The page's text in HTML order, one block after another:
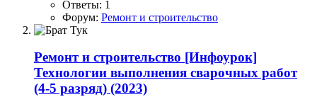
Ответы: 1
Форум: Ремонт и строительство
Ремонт и строительство [Инфоурок]
Технологии выполнения сварочных работ
(4-5 разряд) (2023)